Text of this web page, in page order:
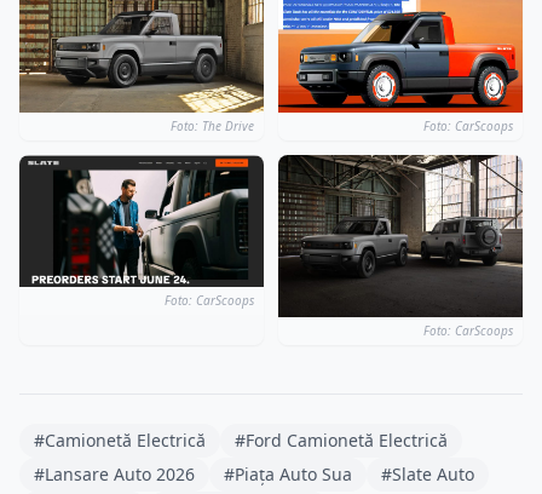
Foto: The Drive Foto: CarScoops
Foto: CarScoops
Foto: CarScoops
#Camionetă Electrică
#Ford Camionetă Electrică
#Lansare Auto 2026
#Piața Auto Sua
#Slate Auto